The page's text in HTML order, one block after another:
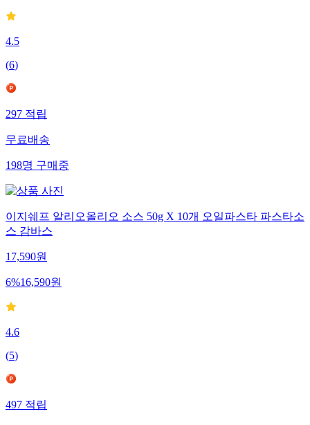
4.5
(6)
297적립
무료배송
198명구매중
이지쉐프 알리오올리오 소스 50g X 10개 오일파스타 파스타소
스 감바스
17,590원
6%16,590원
4.6
(5)
497적립